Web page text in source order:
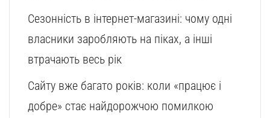
Сезонність в інтернет-магазині: чому одні
власники заробляють на піках, а інші
втрачають весь рік
Сайту вже багато років: коли «працює і
добре» стає найдорожчою помилкою